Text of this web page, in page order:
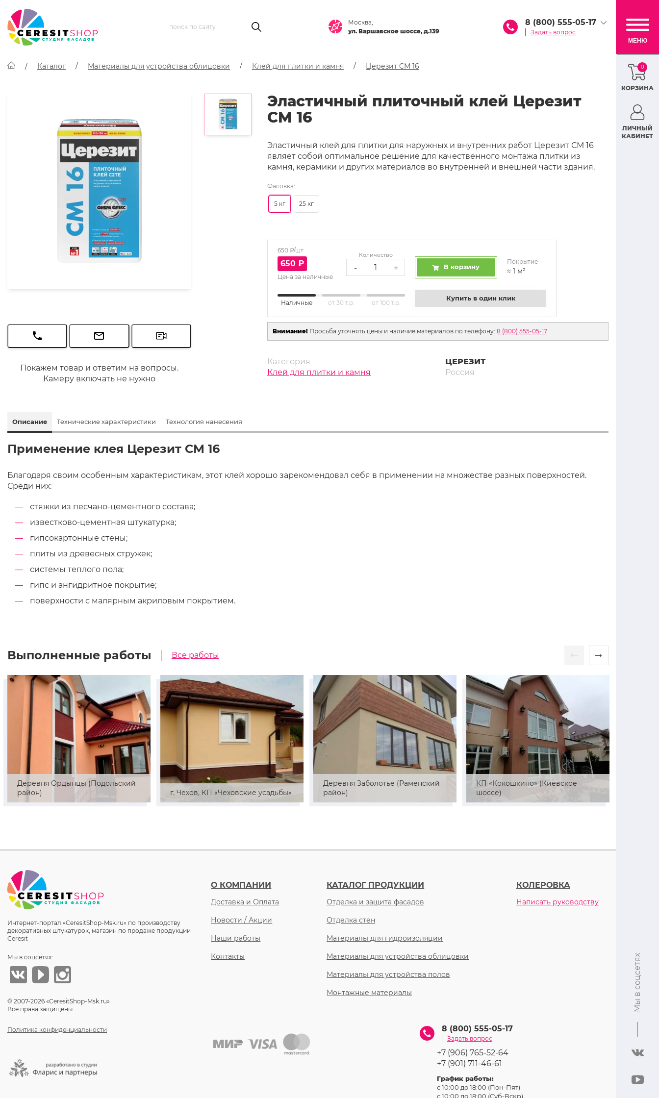
0
КОРЗИНА
ЛИЧНЫЙ
КАБИНЕТ
Мы в соцсетях
МЕНЮ
Москва,
ул. Варшавское шоссе, д.139
8 (800) 555-05-17
Задать вопрос
Каталог Материалы для устройства облицовки Клей для плитки и камня Церезит CM 16
Покажем товар и ответим на вопросы.
Камеру включать не нужно
Эластичный плиточный клей Церезит
CM 16
Эластичный клей для плитки для наружных и внутренних работ Церезит СМ 16
являет собой оптимальное решение для качественного монтажа плитки из
камня, керамики и других материалов во внутренней и внешней части здания.
Фасовка:
5 кг 25 кг
650 ₽/шт
650 ₽
Цена за наличные
Наличные от 30 т.р. от 100 т.р.
Количество
- + В корзину
Покрытие
≈ 1 м²
Купить в один клик
Внимание! Просьба уточнять цены и наличие материалов по телефону: 8 (800) 555-05-17
Категория
Клей для плитки и камня
ЦЕРЕЗИТ
Россия
Описание Технические характеристики Технология нанесения
Применение клея Церезит СМ 16
Благодаря своим особенным характеристикам, этот клей хорошо зарекомендовал себя в применении на множестве разных поверхностей.
Среди них:
стяжки из песчано-цементного состава;
известково-цементная штукатурка;
гипсокартонные стены;
плиты из древесных стружек;
системы теплого пола;
гипс и ангидритное покрытие;
поверхности с малярным акриловым покрытием.
Выполненные работы Все работы
Деревня Ордынцы (Подольский
район)
г. Чехов, КП «Чеховские усадьбы»
Деревня Заболотье (Раменский
район)
КП «Кокошкино» (Киевское
шоссе)
Интернет-портал «CeresitShop-Msk.ru» по производству
декоративных штукатурок, магазин по продаже продукции
Ceresit
© 2007-2026 «CeresitShop-Msk.ru»
Все права защищены.
О КОМПАНИИ
Доставка и Оплата
Новости / Акции
Наши работы
Контакты
КАТАЛОГ ПРОДУКЦИИ
Отделка и защита фасадов
Отделка стен
Материалы для гидроизоляции
Материалы для устройства облицовки
Материалы для устройства полов
Монтажные материалы
КОЛЕРОВКА
Написать руководству
Мы в соцсетях:
8 (800) 555-05-17
Задать вопрос
+7 (906) 765-52-64
+7 (901) 711-46-61
График работы:
с 10:00 до 18:00 (Пон-Пят)
с 10:00 до 18:00 (Суб-Вcкр)
Политика конфиденциальности